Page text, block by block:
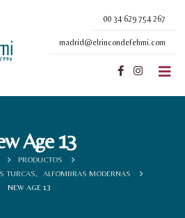
00 34 629 754 267
madrid@elrincondefehmi.com
Age 13
PRODUCTOS
TURCAS
ALFOMBRAS MODERNAS
NEW AGE 13